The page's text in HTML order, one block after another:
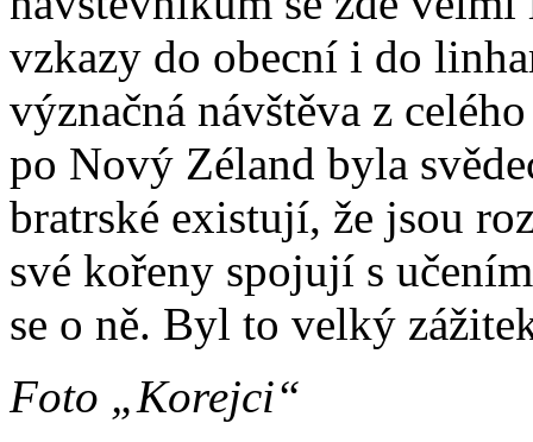
vzkazy do obecní i do
význačná návštěva z
po Nový Zéland byla
bratrské existují, že jsou
své kořeny spojují s
se o ně. Byl to velký
Foto „Korejci“